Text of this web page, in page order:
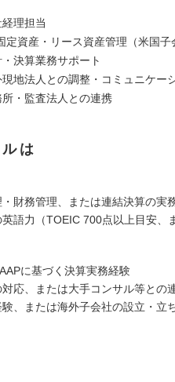
理担当
定資産・リース資産管理（米国子
決算業務サポート
現地法人との調整・コミュニケー
所・監査法人との連携
は
・財務管理、または連結決算の実
英語力（TOEIC 700点以上目安、
に基づく決算実務経験
対応、または大手コンサル等との
験、または海外子会社の設立・立